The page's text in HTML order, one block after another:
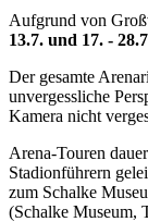
Aufgrund von
13.7. und 17. -
Der gesamte
unvergessliche
Kamera nicht
Arena-Touren
Stadionführern
zum Schalke
(Schalke Museum,